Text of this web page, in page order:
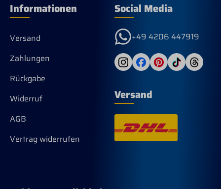
Informationen
Versand
Zahlungen
Rückgabe
Widerruf
AGB
Vertrag widerrufen
Social Media
+49 4206 447919
Versand